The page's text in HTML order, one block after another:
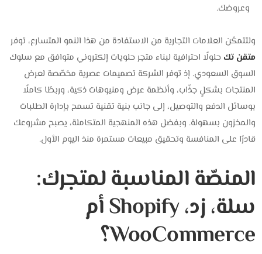
وعروضك.
ولتتمكّن العلامات التجارية من الاستفادة من هذا النمو المتسارع، توفر
متقن تك حلولًا احترافية لبناء متجر حلويات إلكتروني متوافق مع سلوك
السوق السعودي. إذ توفر الشركة تصميمات عصرية مخصّصة لعرض
المنتجات بشكلٍ جذّاب، وأنظمة عرض ومنيوهات ذكية، وربطًا كاملًا
بوسائل الدفع والتوصيل، إلى جانب بنية تقنية تسمح بإدارة الطلبات
والمخزون بسهولة. وبفضل هذه المنهجية المتكاملة، يصبح مشروعك
قادرًا على المنافسة وتحقيق مبيعات مستمرة منذ اليوم الأول.
المنصّة المناسبة لمتجرك:
سلة، زد، Shopify أم
WooCommerce؟